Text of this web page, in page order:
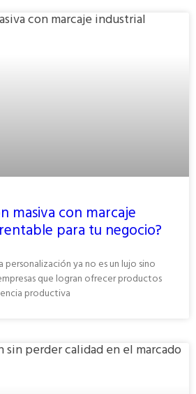
masiva con marcaje
para tu negocio?
personalización ya no es un lujo sino
que logran ofrecer productos
productiva